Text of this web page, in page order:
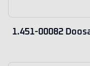
1.451-00082